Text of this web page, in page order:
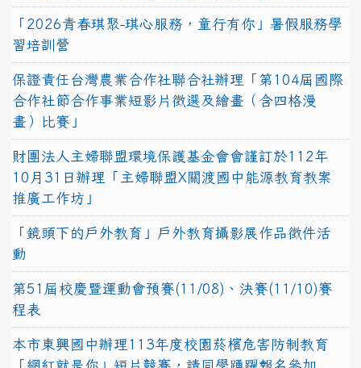
「2026青春琪聚-琪心服務，童行有你」暑假服務學
習培訓營
保證責任台灣農業合作社聯合社辦理「第104屆國際
合作社節合作事業短影片徵選及繪畫（含四格漫
畫）比賽」
財團法人主婦聯盟環境保護基金會會謹訂於112年
10月31日辦理「主婦聯盟X關渡國中能源教育教案
推廣工作坊」
「鏡頭下的戶外教育」戶外教育攝影展作品徵件活
動
第51屆校慶暨運動會預賽(11/08)、決賽(11/10)賽
程表
本市東興國中辦理113年度校園菸檳危害防制教育
「網紅就是你」短片競賽，請同學踴躍報名參加